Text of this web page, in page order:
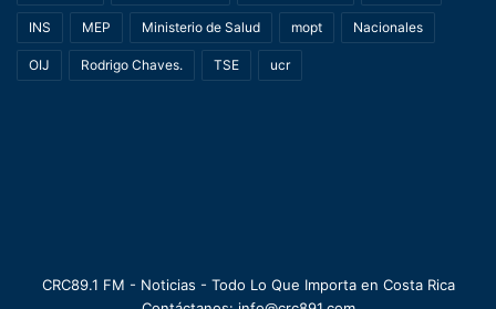
INS MEP Ministerio de Salud mopt Nacionales
OIJ Rodrigo Chaves. TSE ucr
CRC89.1 FM - Noticias - Todo Lo Que Importa en Costa Rica